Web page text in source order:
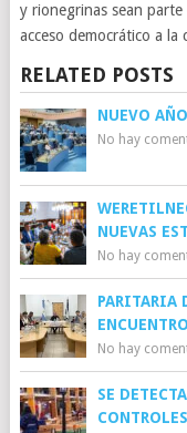
y rionegrinas sean parte
acceso democrático a la
RELATED POSTS
NUEVO
No hay
NUEVAS
No hay
PARITARIA
No hay
SE